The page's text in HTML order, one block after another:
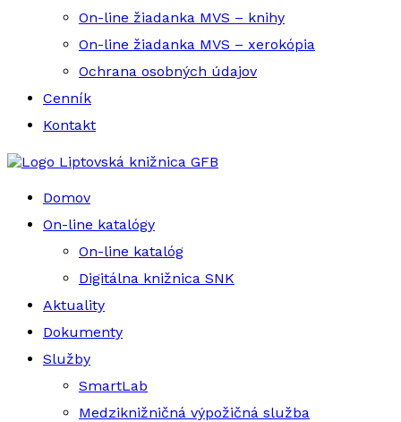
On-line žiadanka MVS – knihy
On-line žiadanka MVS – xerokópia
Ochrana osobných údajov
Cenník
Kontakt
Liptovská knižnica GFB
Domov
On-line katalógy
On-line katalóg
Digitálna knižnica SNK
Aktuality
Dokumenty
Služby
SmartLab
Medziknižničná výpožičná služba